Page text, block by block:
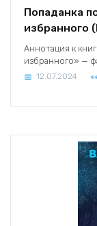
Попаданка
избранного
Аннотация к
избранного» —
12.07.2024